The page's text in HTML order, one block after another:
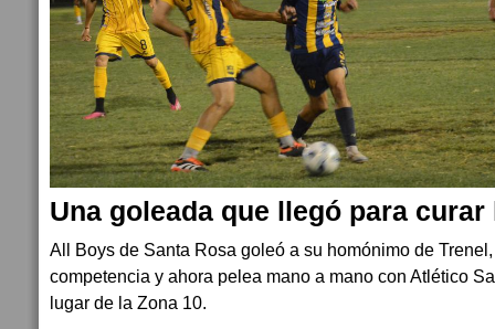
Una goleada que llegó para curar
All Boys de Santa Rosa goleó a su homónimo de
competencia y ahora pelea mano a mano con Atlético
lugar de la Zona 10.